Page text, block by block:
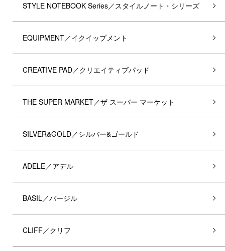
STYLE NOTEBOOK Series／スタイルノート・シリーズ
EQUIPMENT／イクイップメント
CREATIVE PAD／クリエイティブパッド
THE SUPER MARKET／ザ スーパー マーケット
SILVER&GOLD／シルバー&ゴールド
ADELE／アデル
BASIL／バージル
CLIFF／クリフ